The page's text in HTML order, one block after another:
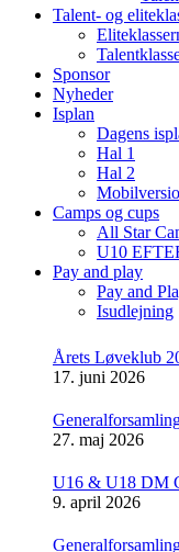
Talent- og
Sponsor
Nyheder
Isplan
Dagens
Hal 1
Hal 2
Camps og cups
All Star
U10
Pay and play
Pay and
Isudlejning
Årets Løveklub
17. juni 2026
27. maj 2026
U16 & U18 DM
9. april 2026